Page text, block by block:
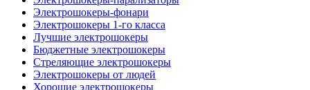
Электрошокеры-фонари
Электрошокеры 1-го класса
Лучшие электрошокеры
Бюджетные электрошокеры
Стреляющие электрошокеры
Электрошокеры от людей
Хорошие электрошокеры